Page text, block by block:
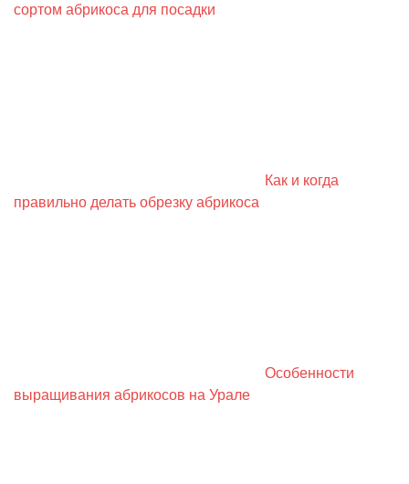
сортом абрикоса для посадки
Как и когда
правильно делать обрезку абрикоса
Особенности
выращивания абрикосов на Урале